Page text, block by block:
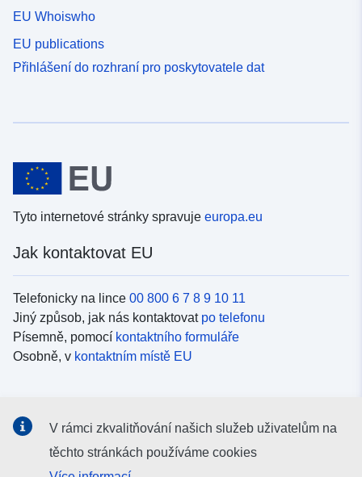
EU Whoiswho
EU publications
Přihlášení do rozhraní pro poskytovatele dat
Tyto internetové stránky spravuje europa.eu
Jak kontaktovat EU
Telefonicky na lince 00 800 6 7 8 9 10 11
Jiný způsob, jak nás kontaktovat po telefonu
Písemně, pomocí kontaktního formuláře
Osobně, v kontaktním místě EU
Vyhledávání informačních kanálů EU vsociálních médiích
V rámci zkvalitňování našich služeb uživatelům na
těchto stránkách používáme cookies